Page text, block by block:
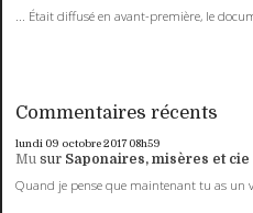
... Était diffusé en avant-première, le
Commentaires récents
lundi 09 octobre 2017 08h59
Mu sur Saponaires, misères et cie
Quand je pense que maintenant tu as un